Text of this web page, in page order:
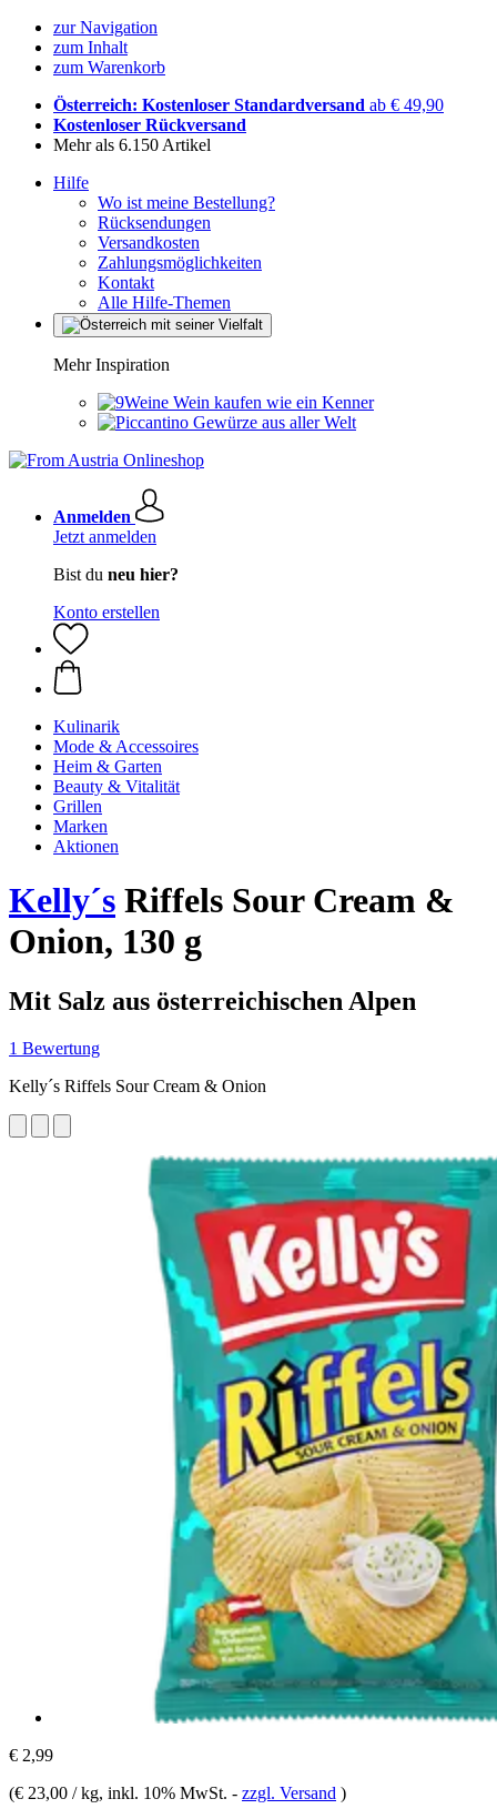
zur Navigation
zum Inhalt
zum Warenkorb
Österreich: Kostenloser Standardversand ab € 49,90
Kostenloser Rückversand
Mehr als 6.150 Artikel
Hilfe
Wo ist meine Bestellung?
Rücksendungen
Versandkosten
Zahlungsmöglichkeiten
Kontakt
Alle Hilfe-Themen
Mehr Inspiration
Wein kaufen wie ein Kenner
Gewürze aus aller Welt
Anmelden
Jetzt anmelden
Bist du neu hier?
Konto erstellen
Kulinarik
Mode & Accessoires
Heim & Garten
Beauty & Vitalität
Grillen
Marken
Aktionen
Kelly´s Riffels Sour Cream &
Onion, 130 g
Mit Salz aus österreichischen Alpen
1 Bewertung
Kelly´s Riffels Sour Cream & Onion
€ 2,99
(€ 23,00 / kg, inkl. 10% MwSt. - zzgl. Versand )